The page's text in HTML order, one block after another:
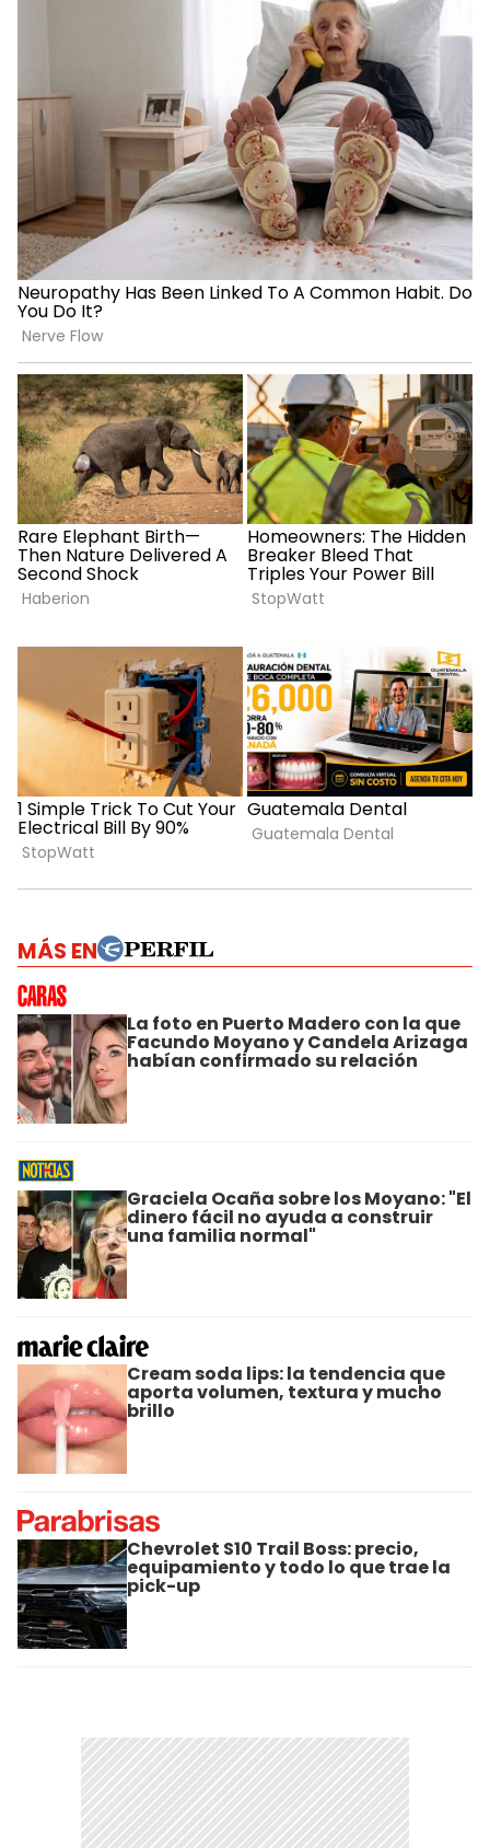
MÁS EN
La foto en Puerto Madero con la que
Facundo Moyano y Candela Arizaga
habían confirmado su relación
Graciela Ocaña sobre los Moyano: "El
dinero fácil no ayuda a construir
una familia normal"
Cream soda lips: la tendencia que
aporta volumen, textura y mucho
brillo
Chevrolet S10 Trail Boss: precio,
equipamiento y todo lo que trae la
pick-up